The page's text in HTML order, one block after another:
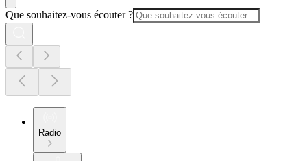
Que souhaitez-vous écouter ?
Radio